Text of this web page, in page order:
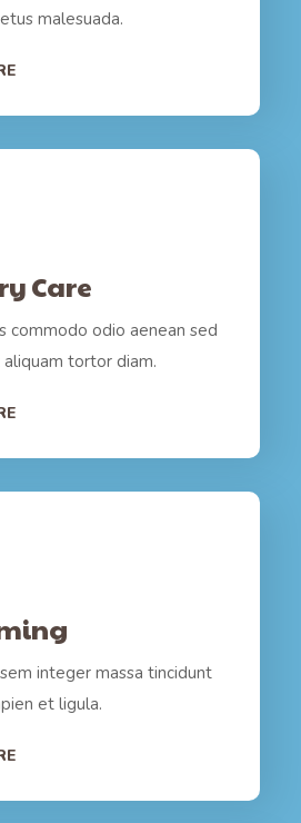
malesuada.
Care
commodo odio aenean sed
tortor diam.
integer massa tincidunt
et ligula.